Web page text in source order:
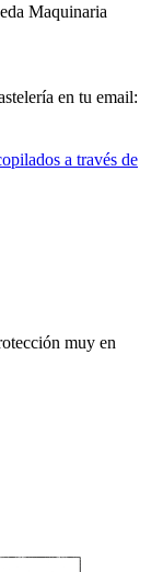
Maquinaria
en tu email:
a través de
muy en